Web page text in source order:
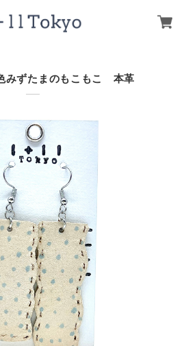
みずたまのもこもこ 本革